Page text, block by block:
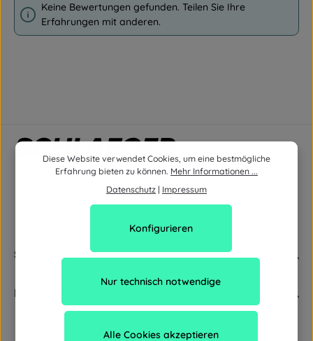
Keine Bewertungen gefunden. Teilen Sie Ihre
Erfahrungen mit anderen.
Service
Newsletter
Diese Website verwendet Cookies, um eine bestmögliche
Erfahrung bieten zu können. Mehr Informationen ...
Datenschutz | Impressum
Nur technisch notwendige
Konfigurieren
Alle Cookies akzeptieren